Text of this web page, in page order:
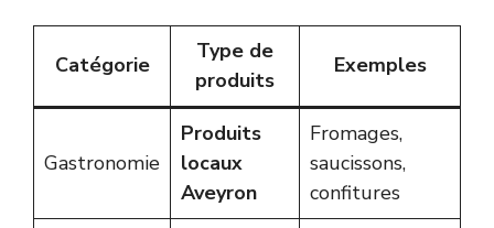
Catégorie
Type de
produits
Exemples
Gastronomie
Produits
locaux
Aveyron
Fromages,
saucissons,
confitures